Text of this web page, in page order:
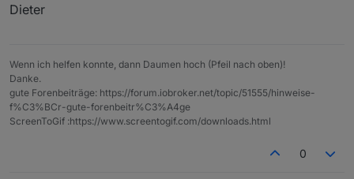
Dieter
Wenn ich helfen konnte, dann Daumen hoch (Pfeil nach oben)!
Danke.
gute Forenbeiträge: https://forum.iobroker.net/topic/51555/hinweise-
f%C3%BCr-gute-forenbeitr%C3%A4ge
ScreenToGif :https://www.screentogif.com/downloads.html
0